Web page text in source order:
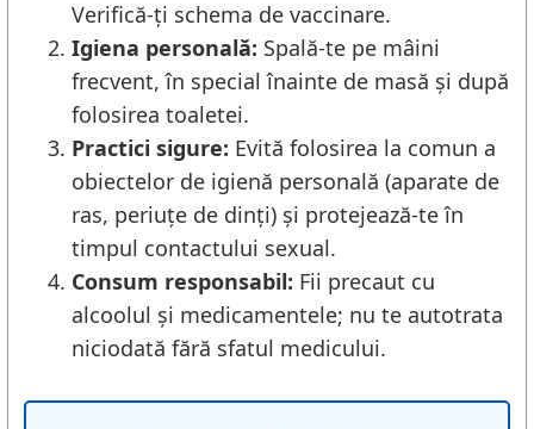
Verifică-ți schema de vaccinare.
Igiena personală: Spală-te pe mâini
frecvent, în special înainte de masă și după
folosirea toaletei.
Practici sigure: Evită folosirea la comun a
obiectelor de igienă personală (aparate de
ras, periuțe de dinți) și protejează-te în
timpul contactului sexual.
Consum responsabil: Fii precaut cu
alcoolul și medicamentele; nu te autotrata
niciodată fără sfatul medicului.